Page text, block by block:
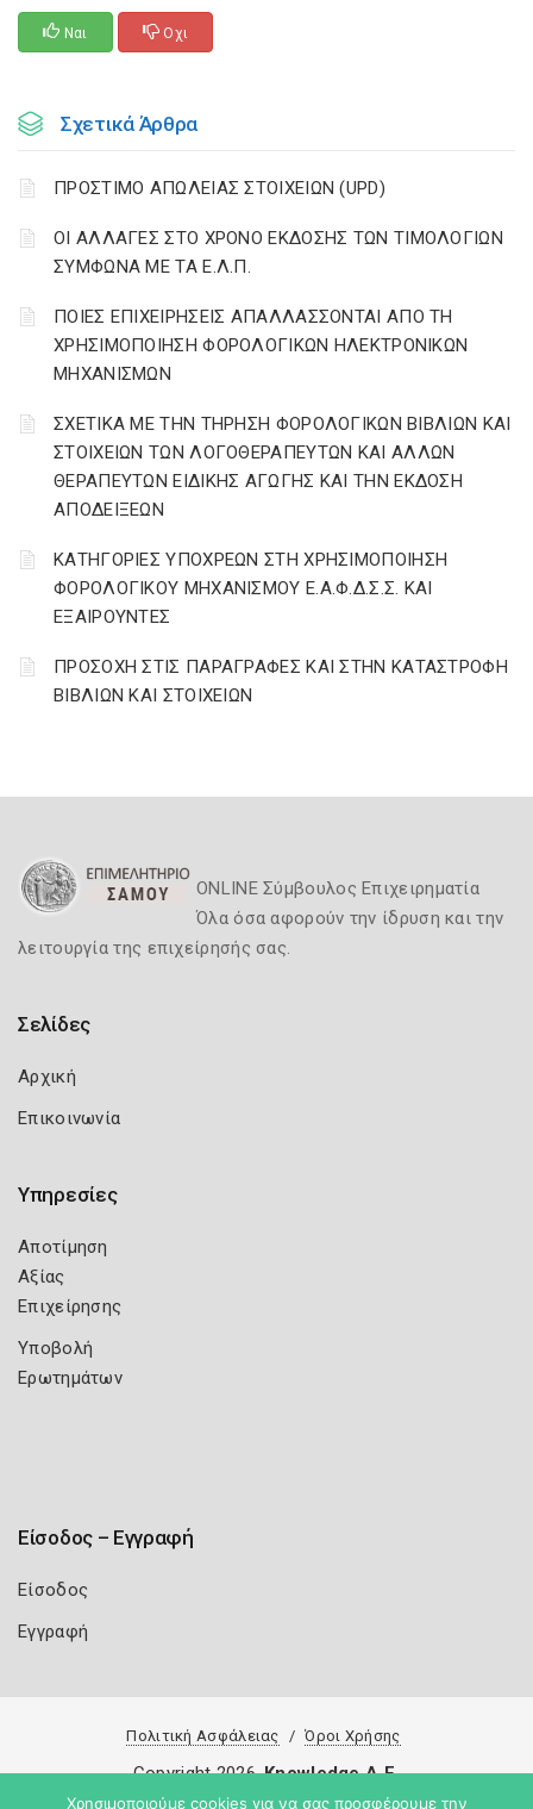
Ναι Οχι
Σχετικά Άρθρα
ΠΡΟΣΤΙΜΟ ΑΠΩΛΕΙΑΣ ΣΤΟΙΧΕΙΩΝ (UPD)
ΟΙ ΑΛΛΑΓΕΣ ΣΤΟ ΧΡΟΝΟ ΕΚΔΟΣΗΣ ΤΩΝ ΤΙΜΟΛΟΓΙΩΝ
ΣΥΜΦΩΝΑ ΜΕ ΤΑ Ε.Λ.Π.
ΠΟΙΕΣ ΕΠΙΧΕΙΡΗΣΕΙΣ ΑΠΑΛΛΑΣΣΟΝΤΑΙ ΑΠΟ ΤΗ
ΧΡΗΣΙΜΟΠΟΙΗΣΗ ΦΟΡΟΛΟΓΙΚΩΝ ΗΛΕΚΤΡΟΝΙΚΩΝ
ΜΗΧΑΝΙΣΜΩΝ
ΣΧΕΤΙΚΑ ΜΕ ΤΗΝ ΤΗΡΗΣΗ ΦΟΡΟΛΟΓΙΚΩΝ ΒΙΒΛΙΩΝ ΚΑΙ
ΣΤΟΙΧΕΙΩΝ ΤΩΝ ΛΟΓΟΘΕΡΑΠΕΥΤΩΝ ΚΑΙ ΑΛΛΩΝ
ΘΕΡΑΠΕΥΤΩΝ ΕΙΔΙΚΗΣ ΑΓΩΓΗΣ ΚΑΙ ΤΗΝ ΕΚΔΟΣΗ
ΑΠΟΔΕΙΞΕΩΝ
ΚΑΤΗΓΟΡΙΕΣ ΥΠΟΧΡΕΩΝ ΣΤΗ ΧΡΗΣΙΜΟΠΟΙΗΣΗ
ΦΟΡΟΛΟΓΙΚΟΥ ΜΗΧΑΝΙΣΜΟΥ Ε.Α.Φ.Δ.Σ.Σ. ΚΑΙ
ΕΞΑΙΡΟΥΝΤΕΣ
ΠΡΟΣΟΧΗ ΣΤΙΣ ΠΑΡΑΓΡΑΦΕΣ ΚΑΙ ΣΤΗΝ ΚΑΤΑΣΤΡΟΦΗ
ΒΙΒΛΙΩΝ ΚΑΙ ΣΤΟΙΧΕΙΩΝ
ONLINE Σύμβουλος Επιχειρηματία
Όλα όσα αφορούν την ίδρυση και την
λειτουργία της επιχείρησής σας.
Σελίδες
Αρχική
Επικοινωνία
Υπηρεσίες
Αποτίμηση
Αξίας
Επιχείρησης
Υποβολή
Ερωτημάτων
Είσοδος – Εγγραφή
Είσοδος
Εγγραφή
Πολιτική Ασφάλειας Όροι Χρήσης
Copyright 2026 Knowledge A.E.
Χρησιμοποιούμε cookies για να σας προσφέρουμε την